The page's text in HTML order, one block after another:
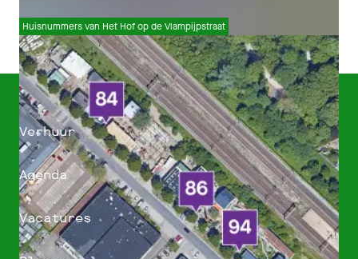
Huisnummers van Het Hof op de Vlampijpstraat
Verhuur
Agenda
Vacatures